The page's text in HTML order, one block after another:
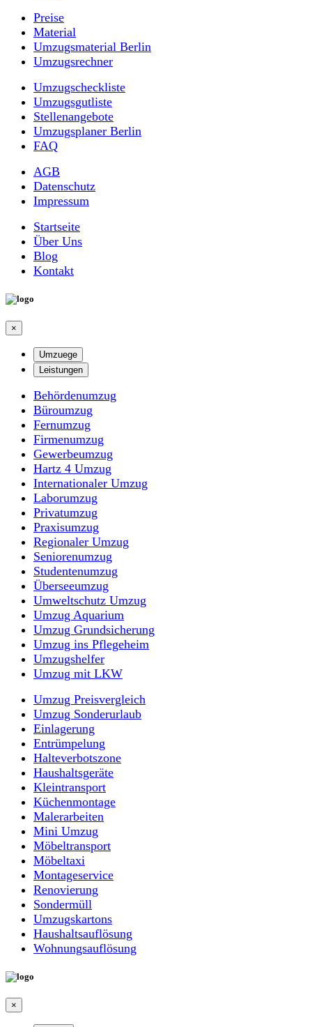
Preise
Material
Umzugsmaterial Berlin
Umzugsrechner
Umzugscheckliste
Umzugsgutliste
Stellenangebote
Umzugsplaner Berlin
FAQ
AGB
Datenschutz
Impressum
Startseite
Über Uns
Blog
Kontakt
×
Umzuege
Leistungen
Behördenumzug
Büroumzug
Fernumzug
Firmenumzug
Gewerbeumzug
Hartz 4 Umzug
Internationaler Umzug
Laborumzug
Privatumzug
Praxisumzug
Regionaler Umzug
Seniorenumzug
Studentenumzug
Überseeumzug
Umweltschutz Umzug
Umzug Aquarium
Umzug Grundsicherung
Umzug ins Pflegeheim
Umzugshelfer
Umzug mit LKW
Umzug Preisvergleich
Umzug Sonderurlaub
Einlagerung
Entrümpelung
Halteverbotszone
Haushaltsgeräte
Kleintransport
Küchenmontage
Malerarbeiten
Mini Umzug
Möbeltransport
Möbeltaxi
Montageservice
Renovierung
Sondermüll
Umzugskartons
Haushaltsauflösung
Wohnungsauflösung
×